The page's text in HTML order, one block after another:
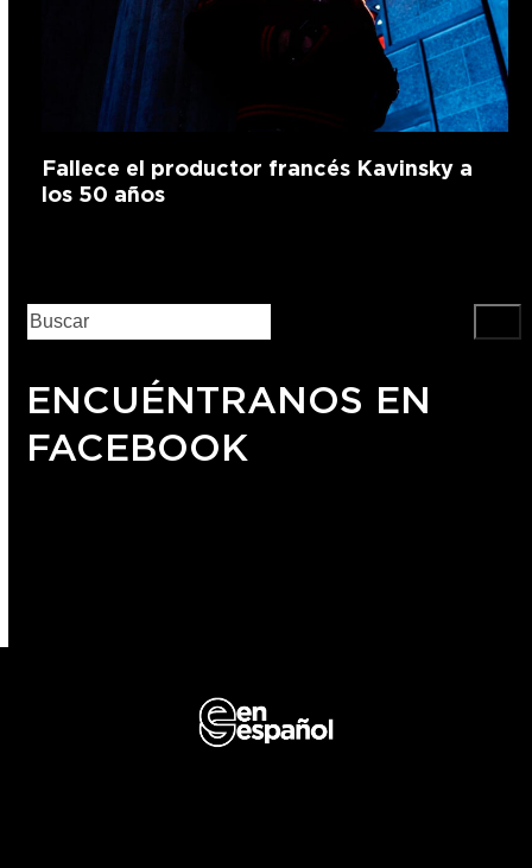
Fallece el productor francés Kavinsky a
los 50 años
ENCUÉNTRANOS EN
FACEBOOK